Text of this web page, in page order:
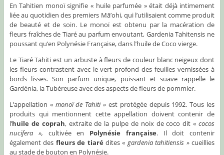
En Tahitien monoï signifie « huile parfumée » était déjà intimement
liée au quotidien des premiers Mā’ohi, qui l’utilisaient comme produit
de beauté et de soin. Le monoï est obtenu par la macération de
fleurs fraîches de Tiaré au parfum envoutant, Gardenia Tahitensis ne
poussant qu’en Polynésie Française, dans l’huile de Coco vierge.
Le Tiaré Tahiti est un arbuste à fleurs de couleur blanc neigeux dont
les fleurs contrastent avec le vert profond des feuilles vernissées à
bords lisses. Son parfum unique, puissant et suave rappelle le
Gardénia, la Tubéreuse avec des aspects de fleurs de pommier.
L’appellation « monoï de Tahiti » est protégée depuis 1992. Tous les
produits qui mentionnent cette appellation doivent contenir de
l’huile de coprah, extraite de la pulpe de noix de coco dit «cocos
nucifera », cultivée en Polynésie française. Il doit contenir
également des fleurs de tiaré dites « gardenia tahitiensis »cueillies
au stade de bouton en Polynésie.